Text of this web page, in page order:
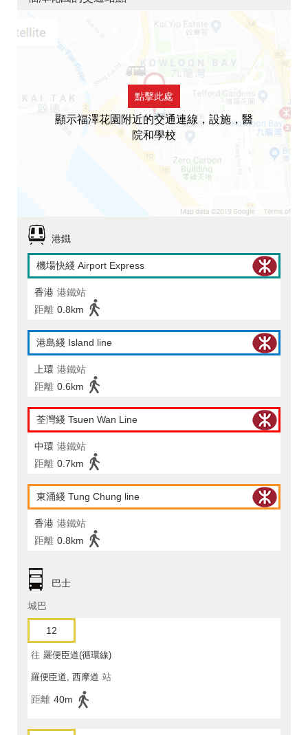
點擊此處
顯示福澤花園附近的交通連線，設施，醫
院和學校
港鐵
機場快綫 Airport Express
香港 港鐵站
距離 0.8km
港島綫 Island line
上環 港鐵站
距離 0.6km
荃灣綫 Tsuen Wan Line
中環 港鐵站
距離 0.7km
東涌綫 Tung Chung line
香港 港鐵站
距離 0.8km
巴士
城巴
12
往 羅便臣道(循環線)
羅便臣道, 西摩道 站
距離 40m